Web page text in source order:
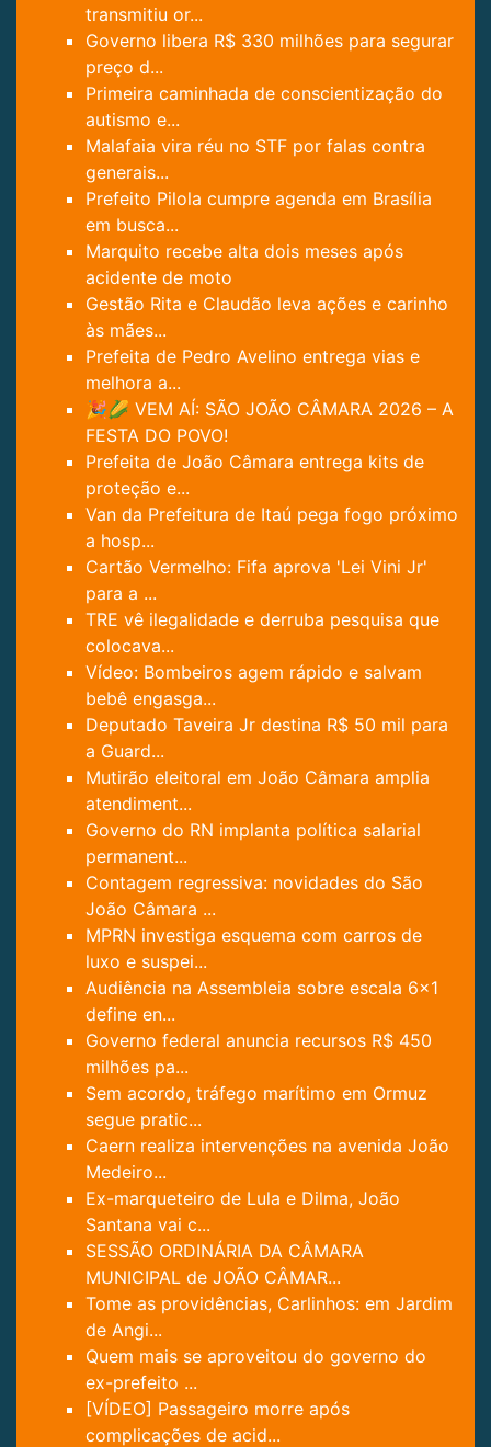
transmitiu or...
Governo libera R$ 330 milhões para segurar
preço d...
Primeira caminhada de conscientização do
autismo e...
Malafaia vira réu no STF por falas contra
generais...
Prefeito Pilola cumpre agenda em Brasília
em busca...
Marquito recebe alta dois meses após
acidente de moto
Gestão Rita e Claudão leva ações e carinho
às mães...
Prefeita de Pedro Avelino entrega vias e
melhora a...
🎉🌽 VEM AÍ: SÃO JOÃO CÂMARA 2026 – A
FESTA DO POVO!
Prefeita de João Câmara entrega kits de
proteção e...
Van da Prefeitura de Itaú pega fogo próximo
a hosp...
Cartão Vermelho: Fifa aprova 'Lei Vini Jr'
para a ...
TRE vê ilegalidade e derruba pesquisa que
colocava...
Vídeo: Bombeiros agem rápido e salvam
bebê engasga...
Deputado Taveira Jr destina R$ 50 mil para
a Guard...
Mutirão eleitoral em João Câmara amplia
atendiment...
Governo do RN implanta política salarial
permanent...
Contagem regressiva: novidades do São
João Câmara ...
MPRN investiga esquema com carros de
luxo e suspei...
Audiência na Assembleia sobre escala 6x1
define en...
Governo federal anuncia recursos R$ 450
milhões pa...
Sem acordo, tráfego marítimo em Ormuz
segue pratic...
Caern realiza intervenções na avenida João
Medeiro...
Ex-marqueteiro de Lula e Dilma, João
Santana vai c...
SESSÃO ORDINÁRIA DA CÂMARA
MUNICIPAL de JOÃO CÂMAR...
Tome as providências, Carlinhos: em Jardim
de Angi...
Quem mais se aproveitou do governo do
ex-prefeito ...
[VÍDEO] Passageiro morre após
complicações de acid...